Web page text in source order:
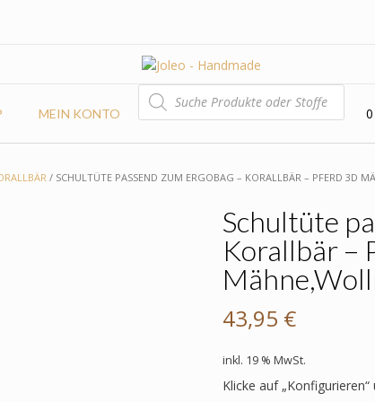
MEIN KONTO
PRODUCTS
SEARCH
0
/ SCHULTÜTE PASSEND ZUM ERGOBAG – KORALLBÄR – PFERD 3D
Schultüte
Korallbär –
43,95 €
inkl. 19 % MwSt.
Klicke auf